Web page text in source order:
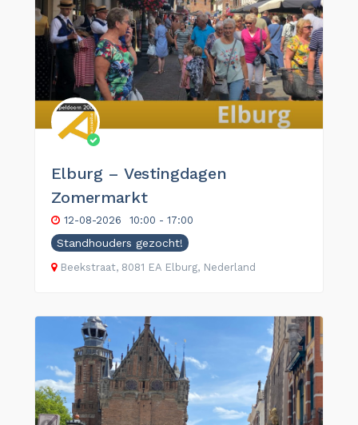
Elburg – Vestingdagen
Zomermarkt
12-08-2026 10:00 - 17:00
Standhouders gezocht!
Beekstraat, 8081 EA Elburg, Nederland